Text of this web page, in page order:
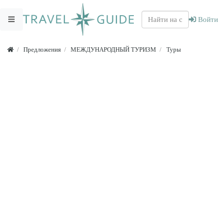
Войти
Предложения МЕЖДУНАРОДНЫЙ ТУРИЗМ Туры